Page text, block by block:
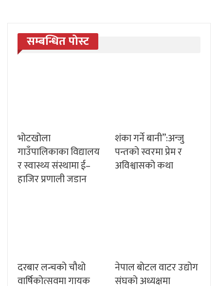
सम्बन्धित पोस्ट
भोटखोला
गाउँपालिकाका विद्यालय
र स्वास्थ्य संस्थामा ई–
हाजिर प्रणाली जडान
शंका गर्ने बानी”:अन्जु
पन्तको स्वरमा प्रेम र
अविश्वासको कथा
दरबार लन्चको चौथो
वार्षिकोत्सवमा गायक
नेपाल बोटल वाटर उद्योग
संघको अध्यक्षमा